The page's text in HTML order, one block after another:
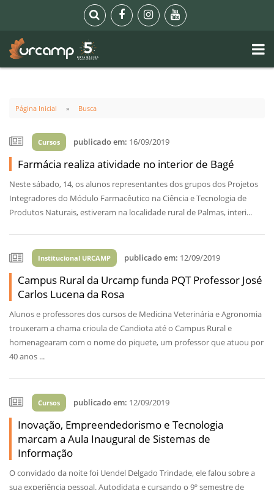
Página Inicial Busca
Cursos publicado em: 16/09/2019
Farmácia realiza atividade no interior de Bagé
Neste sábado, 14, os alunos representantes dos grupos dos Projetos
Integradores do Módulo Farmacêutico na Ciência e Tecnologia de
Produtos Naturais, estiveram na localidade rural de Palmas, interi...
Institucional URCAMP publicado em: 12/09/2019
Campus Rural da Urcamp funda PQT Professor José
Carlos Lucena da Rosa
Alunos e professores dos cursos de Medicina Veterinária e Agronomia
trouxeram a chama crioula de Candiota até o Campus Rural e
homenagearam com o nome do piquete, um professor que atuou por
40 anos ...
Cursos publicado em: 12/09/2019
Inovação, Empreendedorismo e Tecnologia
marcam a Aula Inaugural de Sistemas de
Informação
O convidado da noite foi Uendel Delgado Trindade, ele falou sobre a
sua experiência pessoal. Autodidata e cursando o 9º semestre de